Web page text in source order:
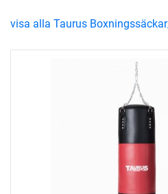
visa alla Taurus